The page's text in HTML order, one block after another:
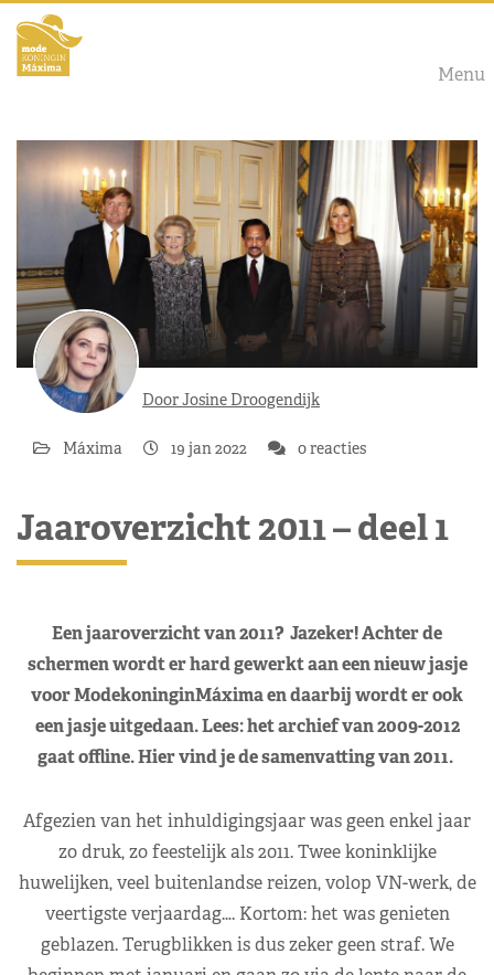
Menu
Door Josine Droogendijk
Máxima 19 jan 2022 0 reacties
Jaaroverzicht 2011 – deel 1
Een jaaroverzicht van 2011? Jazeker! Achter de
schermen wordt er hard gewerkt aan een nieuw jasje
voor ModekoninginMáxima en daarbij wordt er ook
een jasje uitgedaan. Lees: het archief van 2009-2012
gaat offline. Hier vind je de samenvatting van 2011.
Afgezien van het inhuldigingsjaar was geen enkel jaar
zo druk, zo feestelijk als 2011. Twee koninklijke
huwelijken, veel buitenlandse reizen, volop VN-werk, de
veertigste verjaardag…. Kortom: het was genieten
geblazen. Terugblikken is dus zeker geen straf. We